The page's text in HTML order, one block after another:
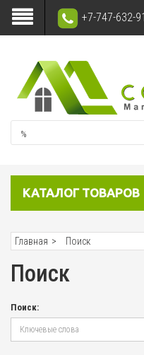
+7-747-632-
КАТАЛОГ ТОВАРОВ
Главная Поиск
Поиск
Поиск: